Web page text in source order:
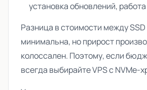
установка обновлений,
Разница в стоимости между SSD
минимальна, но прирост
колоссален. Поэтому, если
всегда выбирайте VPS с NVMe-